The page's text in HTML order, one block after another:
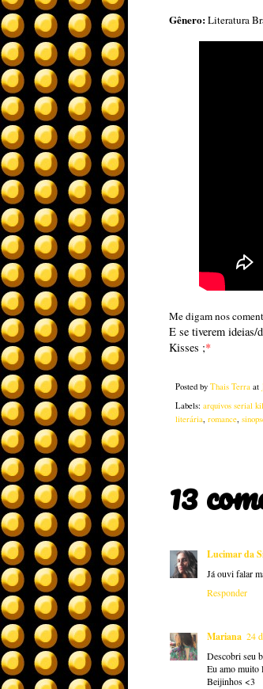
Gênero:Literatura
Me digam nos
E se tiverem ideias/
Kisses ;*
Posted by Thais Terra at
Labels: arquivos serial
literária, romance,
13
Lucimar da
Já ouvi falar
Responder
Mariana 24
Descobri seu
Eu amo muito
Beijinhos <3